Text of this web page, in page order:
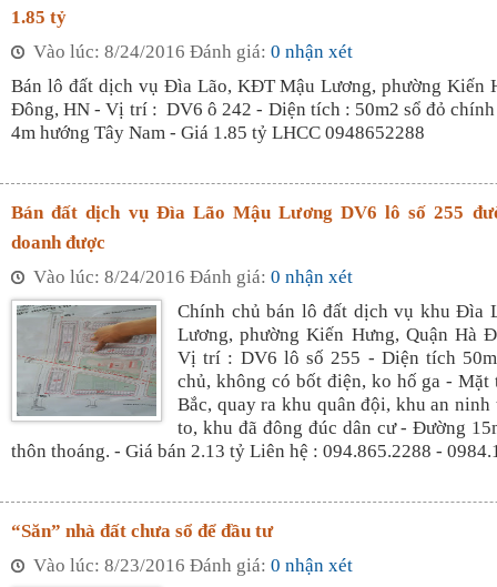
1.85 tỷ
Vào lúc: 8/24/2016 Đánh giá: 0 nhận xét
Bán lô đất dịch vụ Đìa Lão, KĐT Mậu Lương, phường Kiến
Đông, HN - Vị trí : DV6 ô 242 - Diện tích : 50m2 sổ đỏ
4m hướng Tây Nam - Giá 1.85 tỷ LHCC 0948652288
Bán đất dịch vụ Đìa Lão Mậu Lương DV6 lô số 255
doanh được
Vào lúc: 8/24/2016 Đánh giá: 0 nhận xét
Chính chủ bán lô đất dịch vụ khu Đìa
Lương, phường Kiến Hưng, Quận Hà
Vị trí : DV6 lô số 255 - Diện tích
chủ, không có bốt điện, ko hố ga - Mặt
Bắc, quay ra khu quân đội, khu an ninh
to, khu đã đông đúc dân cư - Đường
thôn thoáng. - Giá bán 2.13 tỷ Liên hệ : 094.865.2288 -
“Săn” nhà đất chưa sổ để đầu tư
Vào lúc: 8/23/2016 Đánh giá: 0 nhận xét